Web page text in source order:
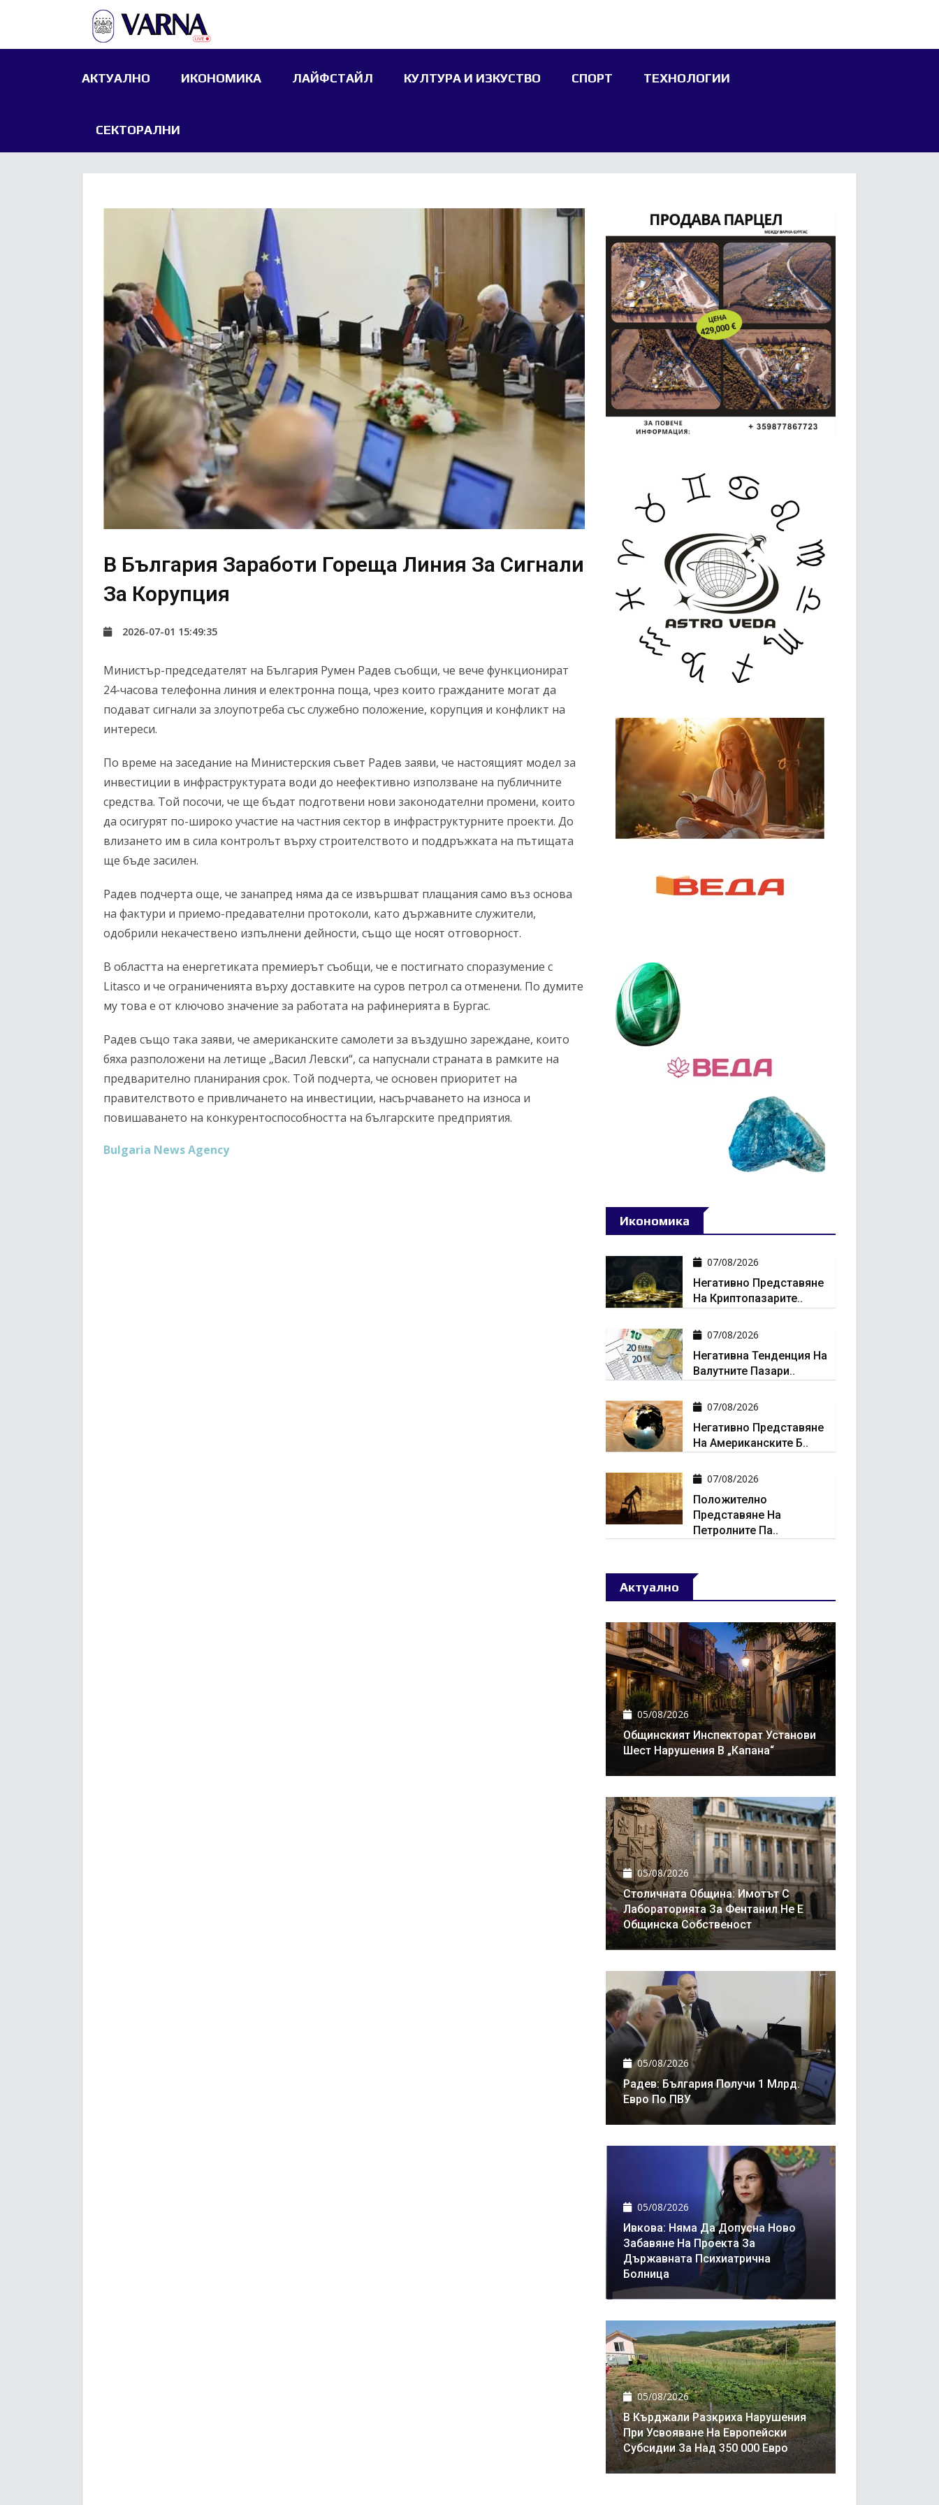
АКТУАЛНО ИКОНОМИКА ЛАЙФСТАЙЛ КУЛТУРА И ИЗКУСТВО СПОРТ ТЕХНОЛОГИИ
СЕКТОРАЛНИ
В България Заработи Гореща Линия За Сигнали
За Корупция
2026-07-01 15:49:35
Министър-председателят на България Румен Радев съобщи, че вече функционират
24-часова телефонна линия и електронна поща, чрез които гражданите могат да
подават сигнали за злоупотреба със служебно положение, корупция и конфликт на
интереси.
По време на заседание на Министерския съвет Радев заяви, че настоящият модел за
инвестиции в инфраструктурата води до неефективно използване на публичните
средства. Той посочи, че ще бъдат подготвени нови законодателни промени, които
да осигурят по-широко участие на частния сектор в инфраструктурните проекти. До
влизането им в сила контролът върху строителството и поддръжката на пътищата
ще бъде засилен.
Радев подчерта още, че занапред няма да се извършват плащания само въз основа
на фактури и приемо-предавателни протоколи, като държавните служители,
одобрили некачествено изпълнени дейности, също ще носят отговорност.
В областта на енергетиката премиерът съобщи, че е постигнато споразумение с
Litasco и че ограниченията върху доставките на суров петрол са отменени. По думите
му това е от ключово значение за работата на рафинерията в Бургас.
Радев също така заяви, че американските самолети за въздушно зареждане, които
бяха разположени на летище „Васил Левски“, са напуснали страната в рамките на
предварително планирания срок. Той подчерта, че основен приоритет на
правителството е привличането на инвестиции, насърчаването на износа и
повишаването на конкурентоспособността на българските предприятия.
Bulgaria News Agency
Икономика
07/08/2026
Негативно Представяне
На Криптопазарите..
07/08/2026
Негативна Тенденция На
Валутните Пазари..
07/08/2026
Негативно Представяне
На Американските Б..
07/08/2026
Положително
Представяне На
Петролните Па..
Актуално
05/08/2026
Общинският Инспекторат Установи
Шест Нарушения В „Капана“
05/08/2026
Столичната Община: Имотът С
Лабораторията За Фентанил Не Е
Общинска Собственост
05/08/2026
Радев: България Получи 1 Млрд.
Евро По ПВУ
05/08/2026
Ивкова: Няма Да Допусна Ново
Забавяне На Проекта За
Държавната Психиатрична
Болница
05/08/2026
В Кърджали Разкриха Нарушения
При Усвояване На Европейски
Субсидии За Над 350 000 Евро